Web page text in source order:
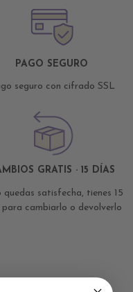
PAGO SEGURO
seguro con cifrado SSL
GRATIS · 15 DÍAS
quedas satisfecha, tienes 15
para cambiarlo o devolverlo